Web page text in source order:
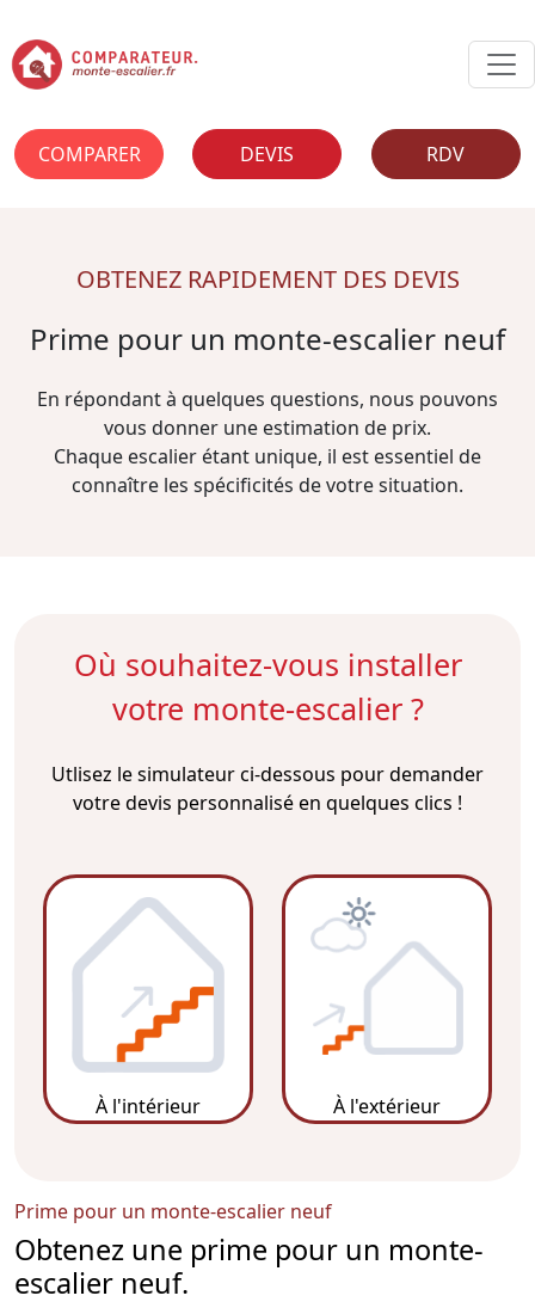
COMPARER DEVIS RDV
OBTENEZ RAPIDEMENT DES DEVIS
Prime pour un monte-escalier neuf
En répondant à quelques questions, nous pouvons
vous donner une estimation de prix.
Chaque escalier étant unique, il est essentiel de
connaître les spécificités de votre situation.
Où souhaitez-vous installer
votre monte-escalier ?
Utlisez le simulateur ci-dessous pour demander
votre devis personnalisé en quelques clics !
À l'intérieur À l'extérieur
Prime pour un monte-escalier neuf
Obtenez une prime pour un monte-
escalier neuf.